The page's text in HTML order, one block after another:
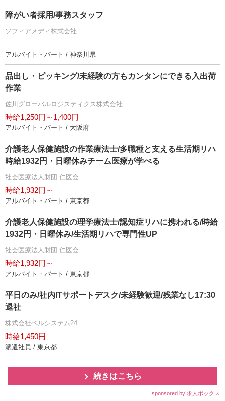
障がい者採用/事務スタッフ
ソフィアメディ株式会社
アルバイト・パート / 神奈川県
品出し・ピッキング/未経験の方もカンタンにできる入出荷
作業
佐川グローバルロジスティクス株式会社
時給1,250円～1,400円
アルバイト・パート / 大阪府
介護老人保健施設の作業療法士/多職種と支える生活期リハ
時給1932円・日曜休みチーム医療が学べる
社会医療法人財団 仁医会
時給1,932円～
アルバイト・パート / 東京都
介護老人保健施設の理学療法士/認知症リハに携われる/時給
1932円・日曜休み/生活期リハで専門性UP
社会医療法人財団 仁医会
時給1,932円～
アルバイト・パート / 東京都
平日のみ/社内ITサポートデスク/未経験歓迎/残業なし17:30
退社
株式会社ベルシステム24
時給1,450円
派遣社員 / 東京都
続きはこちら
sponsored by 求人ボックス